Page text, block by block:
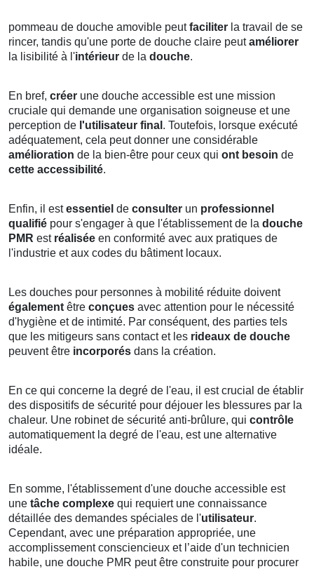
pommeau de douche amovible peutfaciliter la travail de se
rincer, tandis qu'une porte de douche claire peutaméliorer
la lisibilité à l'intérieur de la douche.
En bref, créer une douche accessible est une mission
cruciale qui demande une organisation soigneuse et une
perception de l'utilisateur final . Toutefois, lorsque exécuté
adéquatement, cela peut donner une considérable
amélioration de la bien-être pour ceux qui ont besoin de
cette accessibilité.
Enfin, il estessentiel de consulter un professionnel
qualifié pour s'engager à que l'établissement de la douche
PMR est réalisée en conformité avec aux pratiques de
l'industrie et aux codes du bâtiment locaux.
Les douches pour personnes à mobilité réduite doivent
également être conçues avec attention pour le nécessité
d'hygiène et de intimité. Par conséquent, des parties tels
que les mitigeurs sans contact et les rideaux de douche
peuvent être incorporés dans la création.
En ce qui concerne la degré de l'eau, il est crucial de établir
des dispositifs de sécurité pour déjouer les blessures par la
chaleur. Une robinet de sécurité anti-brûlure, qui contrôle
automatiquement la degré de l'eau, est une alternative
idéale.
En somme, l'établissement d'une douche accessible est
une tâche complexe qui requiert une connaissance
détaillée des demandes spéciales de l'utilisateur.
Cependant, avec une préparation appropriée, une
accomplissement consciencieux et l’aide d'un technicien
habile, une douche PMR peut être construite pour procurer